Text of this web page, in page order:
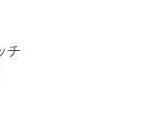
チ